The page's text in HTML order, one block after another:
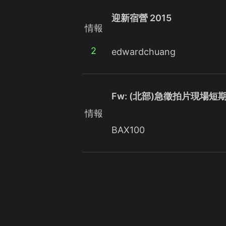
情報
2
迎新宿營 2015
edwardchuang
情報
Fw: (北部)急徵拍片現場短
BAX100